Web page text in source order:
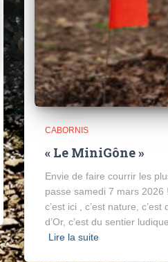
CABORNIS
« Le MiniGône »
Envie de faire courrir les
passe samedi 7 mars 2026
c’est ici , c’est nature,
d’Or, c’est du sentier
Lire la suite